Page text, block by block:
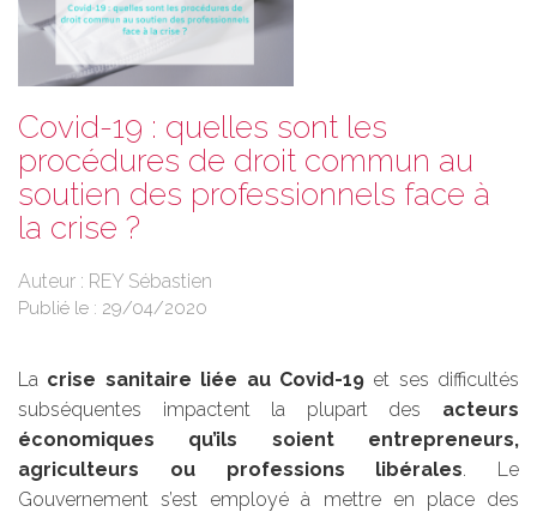
Covid-19 : quelles sont les
procédures de droit commun au
soutien des professionnels face à
la crise ?
Auteur : REY Sébastien
Publié le : 29/04/2020
La crise sanitaire liée au Covid-19et ses difficultés
subséquentes impactent la plupart des acteurs
économiques qu’ils soient entrepreneurs,
agriculteurs ou professions libérales. Le
Gouvernement s’est employé à mettre en place des